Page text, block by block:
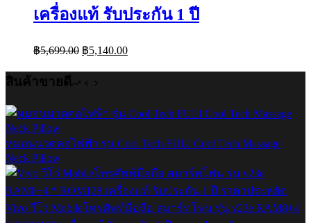
เครื่องแท้ รับประกัน 1 ปี
฿5,699.00 Original
price
was:
฿5,699.00.
฿5,140.00Current
price
is:
สินค้าขายดี
หมอนนวดคอไฟฟ้า รุ่น Cool Tech FULI Cool Tech Massage
Neck Pillow
Vivo วีโว่ Mobileโทรศัพท์มือถือ สมาร์ทโฟน รุ่น v23e RAM8+4